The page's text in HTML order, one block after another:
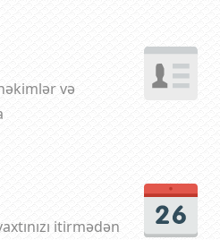
və
itirmədən